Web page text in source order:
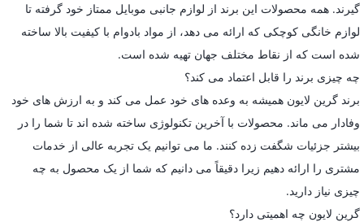
گیرند. همه محصولات این برند از لوازم جانبی موبایل ممتاز خود گرفته تا
لوازم خانگی کوچکی که ارائه می دهد، از مواد بادوام با کیفیت بالا ساخته
شده است که از نقاط مختلف جهان تهیه شده است.
چه چیزی برند را قابل اعتماد می کند؟
برند گرین لایون همیشه به وعده های خود عمل می کند و به ارزش های خود
وفادار می ماند. محصولات با آخرین تکنولوژی ساخته شده اند تا شما را در
بیشتر جزئیات شگفت زده کنند. ما می توانیم یک تجربه عالی از خدمات
مشتری را ارائه دهیم زیرا دقیقاً می دانیم که شما از یک محصول به چه
چیزی نیاز دارید.
گرین لایون چه اهمیتی دارد؟